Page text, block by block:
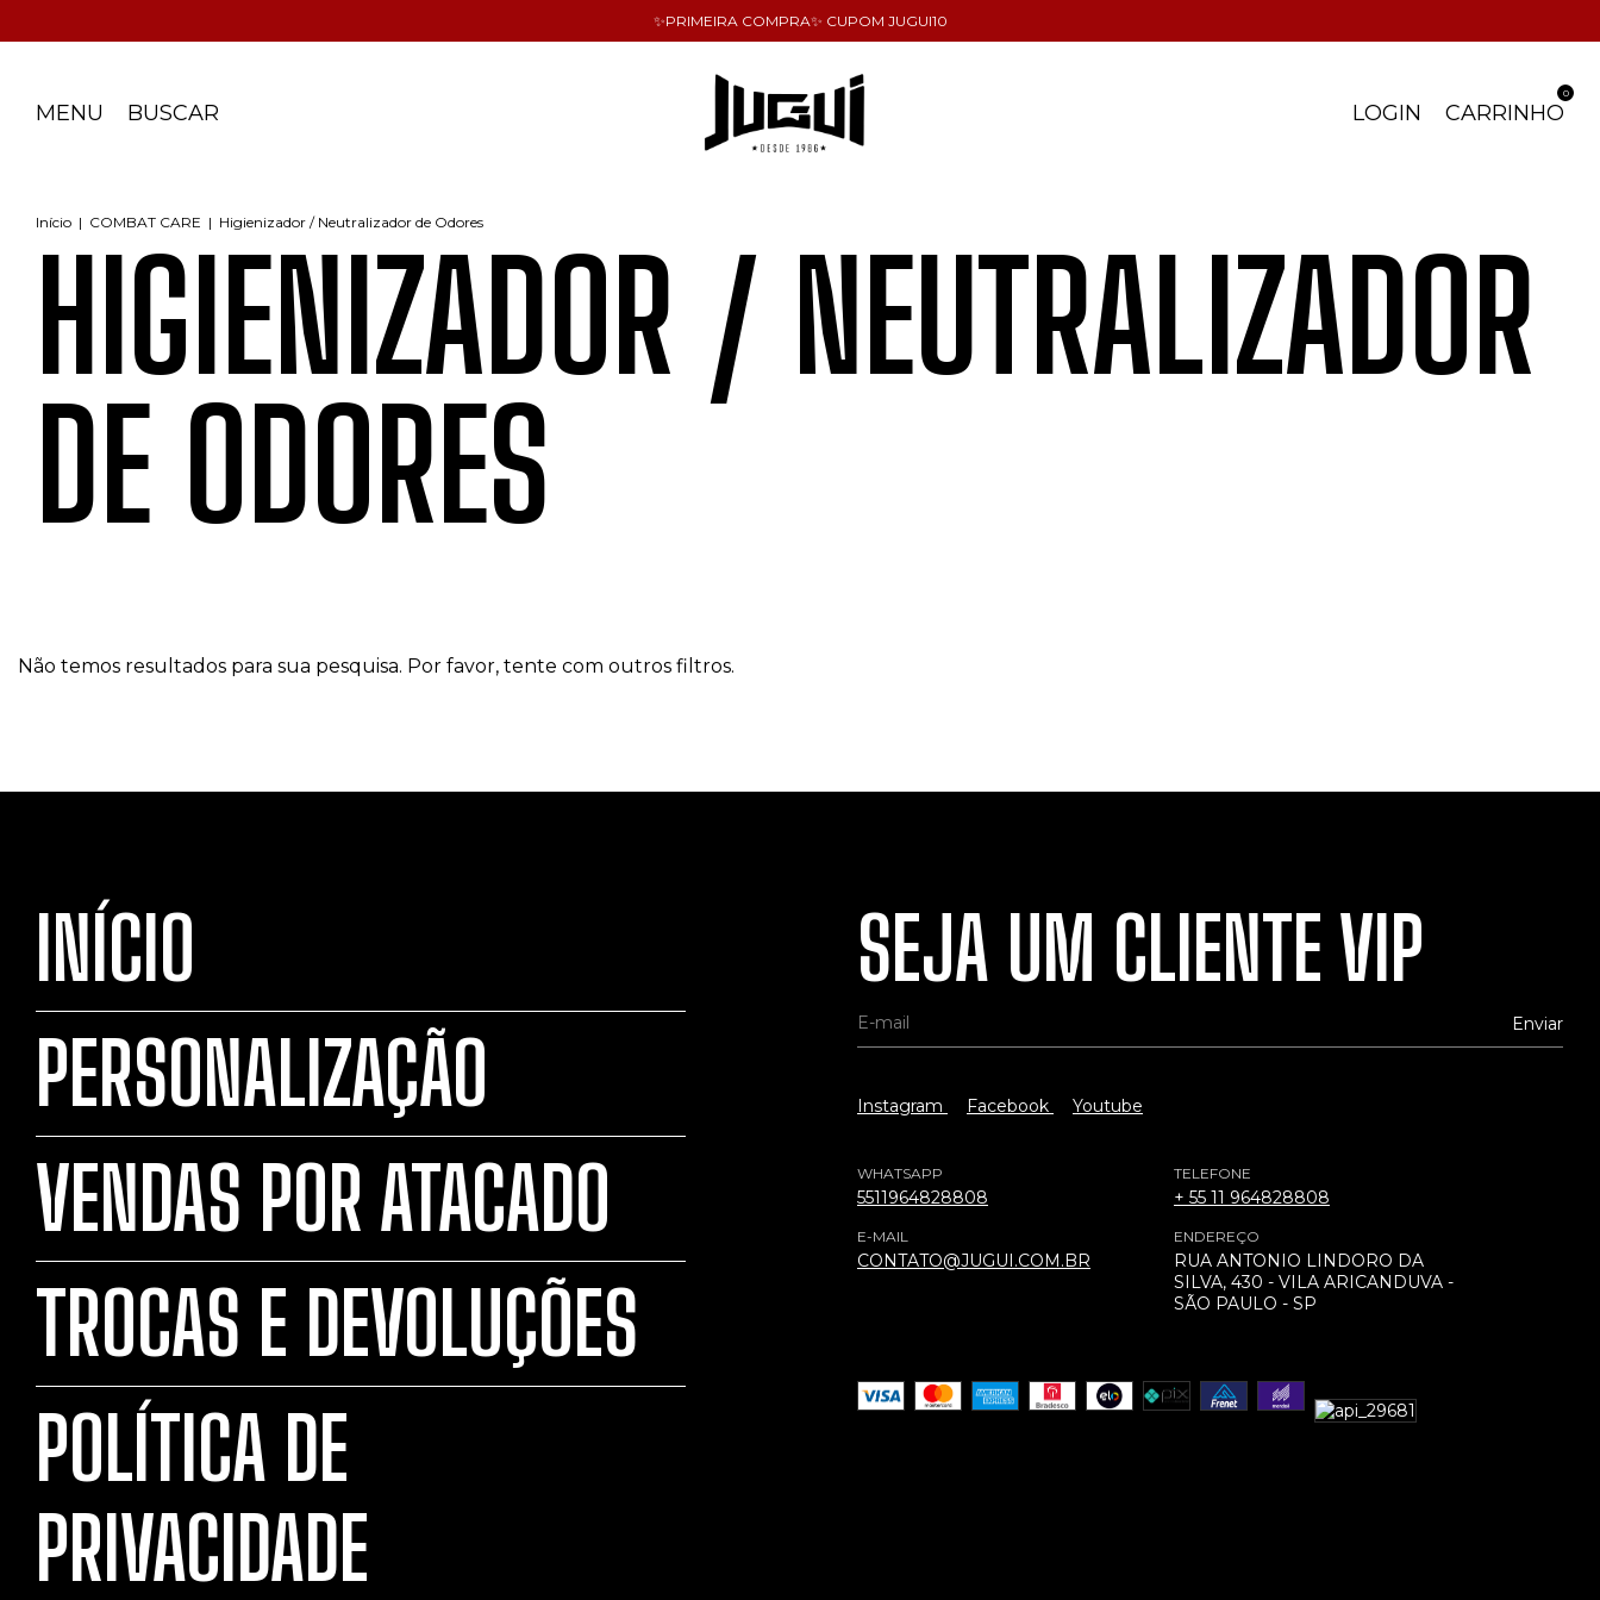
✨PRIMEIRA COMPRA✨ CUPOM JUGUI10
MENU BUSCAR LOGIN CARRINHO
0
Início | COMBAT CARE | Higienizador / Neutralizador de Odores
HIGIENIZADOR / NEUTRALIZADOR
DE ODORES
Não temos resultados para sua pesquisa. Por favor, tente com outros filtros.
INÍCIO
PERSONALIZAÇÃO
VENDAS POR ATACADO
TROCAS E DEVOLUÇÕES
POLÍTICA DE
PRIVACIDADE
SEJA UM CLIENTE VIP
Instagram Facebook Youtube
WHATSAPP
5511964828808
TELEFONE
+ 55 11 964828808
E-MAIL
CONTATO@JUGUI.COM.BR
ENDEREÇO
RUA ANTONIO LINDORO DA
SILVA, 430 - VILA ARICANDUVA -
SÃO PAULO - SP